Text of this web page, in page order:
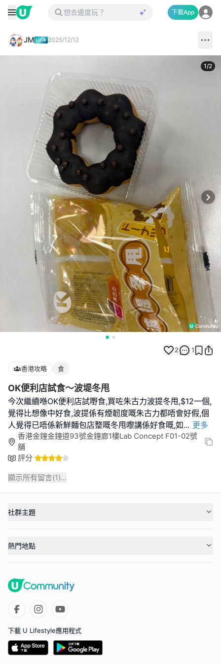
下載App
JM 2025/12/12
1/2
2 1
香港攻略 食
OK便利店試食～波堤冬甩
今次繼續喺OK便利店試嘢食,買咗朱古力波提冬甩,$12一個,
覺得比想像中好食,波提係有煙韌度嘅朱古力都唔會好假,個
人覺得已唔係新鮮麵包店整嘅冬甩嚟講係好食嘅,如... 更多
香港金鐘金鐘道93號金鐘廊1樓Lab Concept F01-02號
舖
評分
顯示所有留言(1)...
社群主題
熱門地點
下載 U Lifestyle應用程式